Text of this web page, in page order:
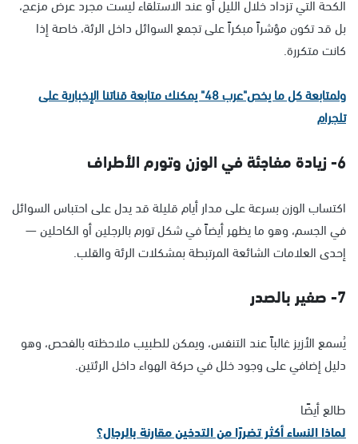
بل قد تكون مؤشراً مبكراً على تجمع السوائل داخل الرئة، خاصة إذا
كانت متكررة.
ولمتابعة كل ما يخص"عرب 48" يمكنك متابعة قناتنا الإخبارية على
تلجرام
6- زيادة مفاجئة في الوزن وتورم الأطراف
اكتساب الوزن بسرعة على مدار أيام قليلة قد يدل على احتباس السوائل
في الجسم، وهو ما يظهر أيضاً في شكل تورم بالرجلين أو الكاحلين —
إحدى العلامات الشائعة المرتبطة بمشكلات الرئة والقلب.
7- صفير بالصدر
يُسمع الأزيز غالباً عند التنفس، ويمكن للطبيب ملاحظته بالفحص، وهو
دليل إضافي على وجود خلل في حركة الهواء داخل الرئتين.
طالع أيضًا
لماذا النساء أكثر تضررًا من التدخين مقارنة بالرجال؟